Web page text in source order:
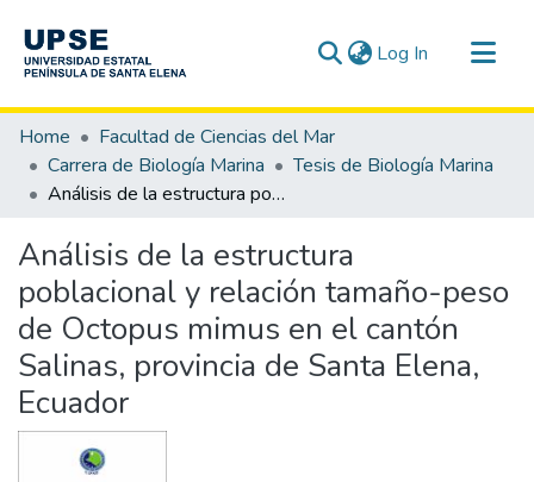
Log In (current)
Communities & Collections
All of DSpace
Statistics
Home
Facultad de Ciencias del Mar
Carrera de Biología Marina
Tesis de Biología Marina
Análisis de la estructura poblacional y relación tamaño-peso de Octopus mimus en el cantón Salinas, provincia de Santa Elena, Ecuador
Análisis de la estructura
poblacional y relación tamaño-peso
de Octopus mimus en el cantón
Salinas, provincia de Santa Elena,
Ecuador